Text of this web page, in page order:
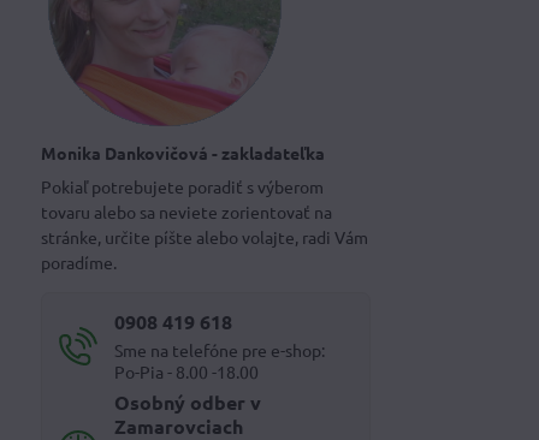
Monika Dankovičová - zakladateľka
Pokiaľ potrebujete poradiť s výberom
tovaru alebo sa neviete zorientovať na
stránke, určite píšte alebo volajte, radi Vám
poradíme.
0908 419 618
Sme na telefóne pre e-shop:
Po-Pia - 8.00 -18.00
Osobný odber v
Zamarovciach